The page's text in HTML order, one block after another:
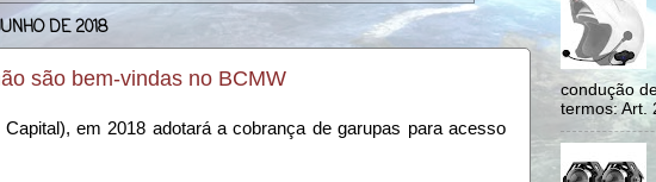
DE 2018
são bem-vindas no BCMW
em 2018 adotará a cobrança de garupas para acesso
condução
termos: Art.